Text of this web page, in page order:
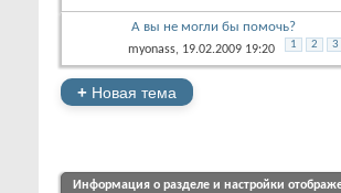
А вы не могли бы помочь?
myonass, 19.02.2009 19:20 1 2 3
+ Новая тема
Информация о разделе и настройки